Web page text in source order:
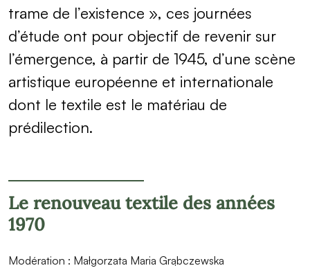
trame de l’existence », ces journées
d’étude ont pour objectif de revenir sur
l’émergence, à partir de 1945, d’une scène
artistique européenne et internationale
dont le textile est le matériau de
prédilection.
Le renouveau textile des années
1970
Modération : Małgorzata Maria Grąbczewska